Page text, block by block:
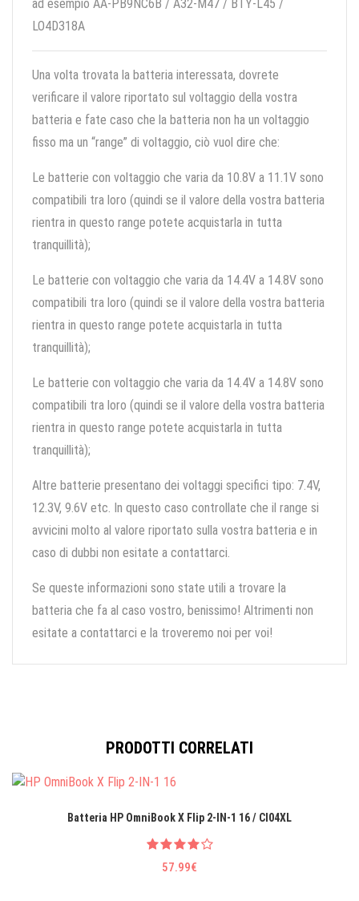
ad esempio AA-PB9NC6B / A32-M47 / BTY-L45 /
LO4D318A
Una volta trovata la batteria interessata, dovrete
verificare il valore riportato sul voltaggio della vostra
batteria e fate caso che la batteria non ha un voltaggio
fisso ma un “range” di voltaggio, ciò vuol dire che:
Le batterie con voltaggio che varia da 10.8V a 11.1V sono
compatibili tra loro (quindi se il valore della vostra batteria
rientra in questo range potete acquistarla in tutta
tranquillità);
Le batterie con voltaggio che varia da 14.4V a 14.8V sono
compatibili tra loro (quindi se il valore della vostra batteria
rientra in questo range potete acquistarla in tutta
tranquillità);
Le batterie con voltaggio che varia da 14.4V a 14.8V sono
compatibili tra loro (quindi se il valore della vostra batteria
rientra in questo range potete acquistarla in tutta
tranquillità);
Altre batterie presentano dei voltaggi specifici tipo: 7.4V,
12.3V, 9.6V etc. In questo caso controllate che il range si
avvicini molto al valore riportato sulla vostra batteria e in
caso di dubbi non esitate a contattarci.
Se queste informazioni sono state utili a trovare la
batteria che fa al caso vostro, benissimo! Altrimenti non
esitate a contattarci e la troveremo noi per voi!
PRODOTTI CORRELATI
Batteria HP OmniBook X Flip 2-IN-1 16 / CI04XL
57.99€